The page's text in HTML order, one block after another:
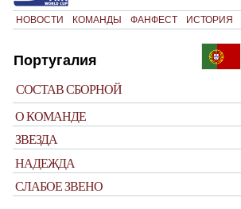
НОВОСТИ КОМАНДЫ ФАНФЕСТ ИСТОРИЯ
Португалия
СОСТАВ СБОРНОЙ
О КОМАНДЕ
ЗВЕЗДА
НАДЕЖДА
СЛАБОЕ ЗВЕНО